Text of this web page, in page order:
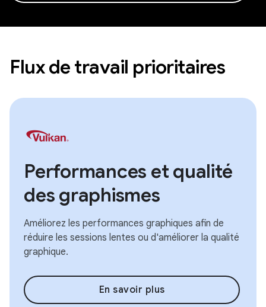
Flux de travail prioritaires
Performances et qualité
des graphismes
Améliorez les performances graphiques afin de
réduire les sessions lentes ou d'améliorer la qualité
graphique.
En savoir plus